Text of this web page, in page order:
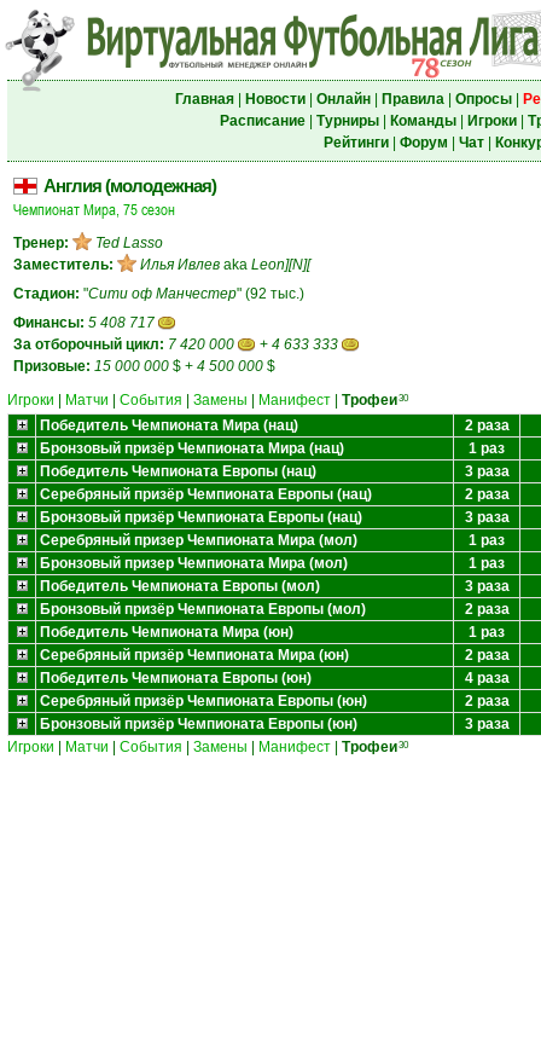
Главная| Новости| Онлайн| Правила| Опросы|
Расписание| Турниры| Команды| Игроки|
Рейтинги| Форум Чат|
Англия (молодежная)
Чемпионат Мира, 75 сезон
Тренер:
Ted Lasso
Заместитель:
Илья Ивлев aka Leon][N][
Стадион: "Сити оф Манчестер" (92 тыс.)
Финансы: 5 408 717
За отборочный цикл: 7 420 000 + 4 633 333
Призовые: 15 000 000 $ + 4 500 000 $
Игроки
Матчи События Замены Манифест Трофеи30
Победитель Чемпионата Мира (нац)
2 раза
Бронзовый призёр Чемпионата Мира (нац)
1 раз
Победитель Чемпионата Европы (нац)
3 раза
Серебряный призёр Чемпионата Европы (нац)
2 раза
Бронзовый призёр Чемпионата Европы (нац)
3 раза
Серебряный призер Чемпионата Мира (мол)
1 раз
Бронзовый призер Чемпионата Мира (мол)
1 раз
Победитель Чемпионата Европы (мол)
3 раза
Бронзовый призёр Чемпионата Европы (мол)
2 раза
Победитель Чемпионата Мира (юн)
1 раз
Серебряный призёр Чемпионата Мира (юн)
2 раза
Победитель Чемпионата Европы (юн)
4 раза
Серебряный призёр Чемпионата Европы (юн)
2 раза
Бронзовый призёр Чемпионата Европы (юн)
3 раза
Игроки
Матчи События Замены Манифест Трофеи30